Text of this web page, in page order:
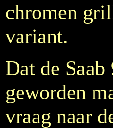
chromen
variant.
Dat de
geworden
vraag naar